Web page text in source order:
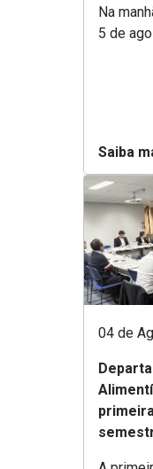
Na
5 de
Saiba
04 de